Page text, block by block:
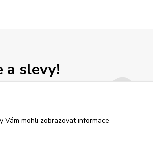
a slevy!
newsletteru.
Vám mohli zobrazovat informace